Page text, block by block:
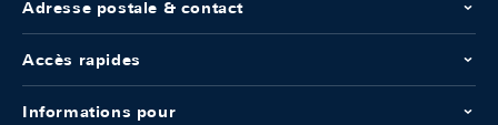
Adresse postale & contact
Accès rapides
Informations pour